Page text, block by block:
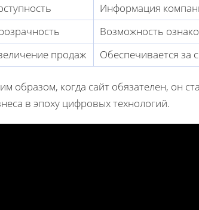
Информация
Возможность
продаж
Обеспечивается за
образом, когда сайт обязателен, он
в эпоху цифровых технологий.